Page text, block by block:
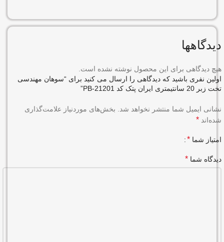
دیدگاهها
هیچ دیدگاهی برای این محصول نوشته نشده است.
اولین نفری باشید که دیدگاهی را ارسال می کنید برای “سوهان مهندسی
تخت زبر 20 سانتیمتری ایران پتک کد PB-21201”
نشانی ایمیل شما منتشر نخواهد شد.
بخش‌های موردنیاز علامت‌گذاری
شده‌اند *
امتیاز شما *
دیدگاه شما *